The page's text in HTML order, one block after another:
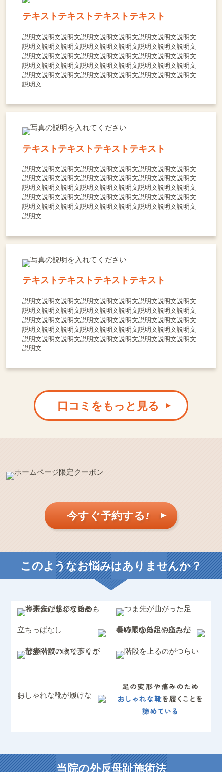
テキストテキストテキストテキスト
説明文説明文説明文説明文説明文説明文説明文説明文説明文
説明文説明文説明文説明文説明文説明文説明文説明文説明文
説明文説明文説明文説明文説明文説明文説明文説明文説明文
説明文説明文説明文説明文説明文説明文説明文説明文説明文
説明文説明文説明文説明文説明文説明文説明文説明文説明文
説明文
テキストテキストテキストテキスト
説明文説明文説明文説明文説明文説明文説明文説明文説明文
説明文説明文説明文説明文説明文説明文説明文説明文説明文
説明文説明文説明文説明文説明文説明文説明文説明文説明文
説明文説明文説明文説明文説明文説明文説明文説明文説明文
説明文説明文説明文説明文説明文説明文説明文説明文説明文
説明文
テキストテキストテキストテキスト
説明文説明文説明文説明文説明文説明文説明文説明文説明文
説明文説明文説明文説明文説明文説明文説明文説明文説明文
説明文説明文説明文説明文説明文説明文説明文説明文説明文
説明文説明文説明文説明文説明文説明文説明文説明文説明文
説明文説明文説明文説明文説明文説明文説明文説明文説明文
説明文
口コミをもっと見る
今すぐ予約する!
このようなお悩みはありませんか？
当院の外反母趾施術法